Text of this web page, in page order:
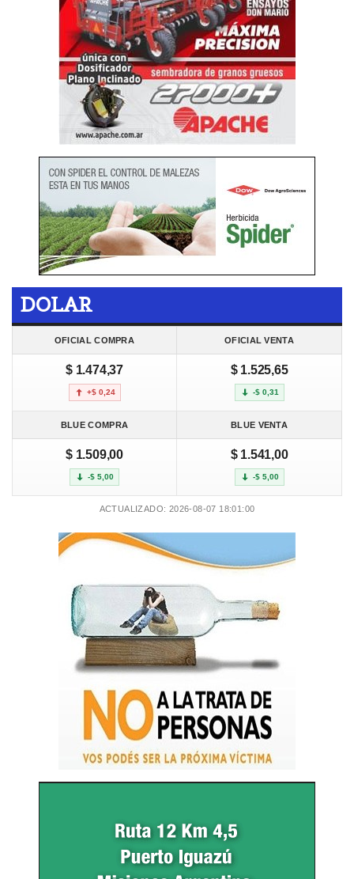
DOLAR
OFICIAL COMPRA OFICIAL VENTA
$ 1.474,37
+$ 0,24
$ 1.525,65
-$ 0,31
BLUE COMPRA BLUE VENTA
$ 1.509,00
-$ 5,00
$ 1.541,00
-$ 5,00
ACTUALIZADO: 2026-08-07 18:01:00